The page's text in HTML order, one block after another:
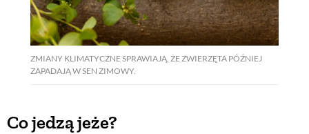
ZMIANY KLIMATYCZNE SPRAWIAJĄ, ŻE ZWIERZĘTA PÓŹNIEJ
ZAPADAJĄ W SEN ZIMOWY.
Co jedzą jeże?